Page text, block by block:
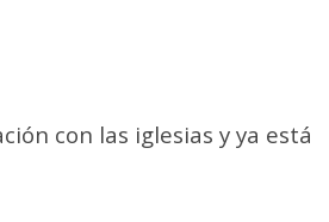
con las iglesias y ya está